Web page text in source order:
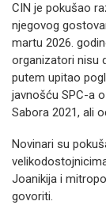
CIN je pokušao
njegovog
martu 2026.
organizatori nisu
putem upitao
javnošću SPC-a
Sabora 2021, ali
Novinari su
Joanikija i
govoriti.